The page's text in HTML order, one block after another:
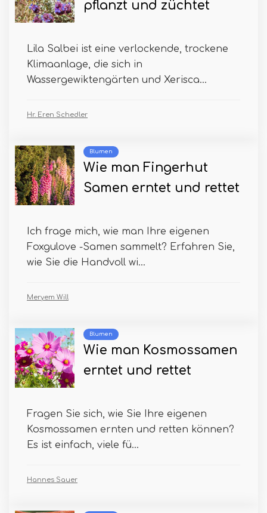
pflanzt und züchtet
Lila Salbei ist eine verlockende, trockene
Klimaanlage, die sich in
Wassergewiktengärten und Xerisca...
Hr. Eren Schedler
Blumen
Wie man Fingerhut
Samen erntet und rettet
Ich frage mich, wie man Ihre eigenen
Foxgulove -Samen sammelt? Erfahren Sie,
wie Sie die Handvoll wi...
Meryem Will
Blumen
Wie man Kosmossamen
erntet und rettet
Fragen Sie sich, wie Sie Ihre eigenen
Kosmossamen ernten und retten können?
Es ist einfach, viele fü...
Hannes Sauer